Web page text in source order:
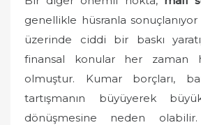
genellikle hüsranla
üzerinde ciddi bir baskı
finansal konular her zaman
olmuştur. Kumar borçları,
tartışmanın büyüyerek
dönüşmesine neden